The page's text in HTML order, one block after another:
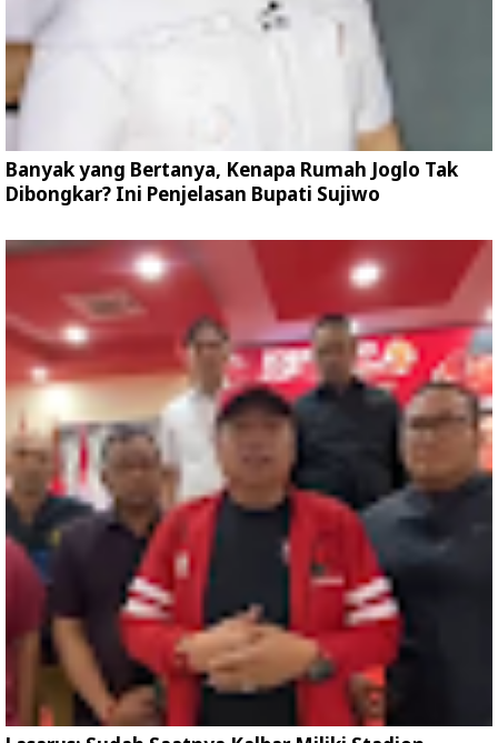
Banyak yang Bertanya, Kenapa Rumah Joglo Tak
Dibongkar? Ini Penjelasan Bupati Sujiwo